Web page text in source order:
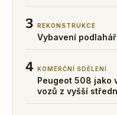
3 REKONSTRUKCE
Vybavení
4 KOMERČNÍ SDĚLENÍ
Peugeot 508 jako
vozů z vyšší